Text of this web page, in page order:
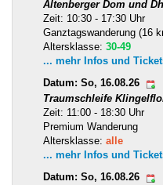
Altenberger Dom und
Zeit: 10:30 - 17:30 Uhr
Ganztagswanderung (16
Altersklasse: 30-49
... mehr Infos und
Datum: So, 16.08.26
Traumschleife
Zeit: 11:00 - 18:30 Uhr
Premium Wanderung
Altersklasse: alle
... mehr Infos und
Datum: So, 16.08.26